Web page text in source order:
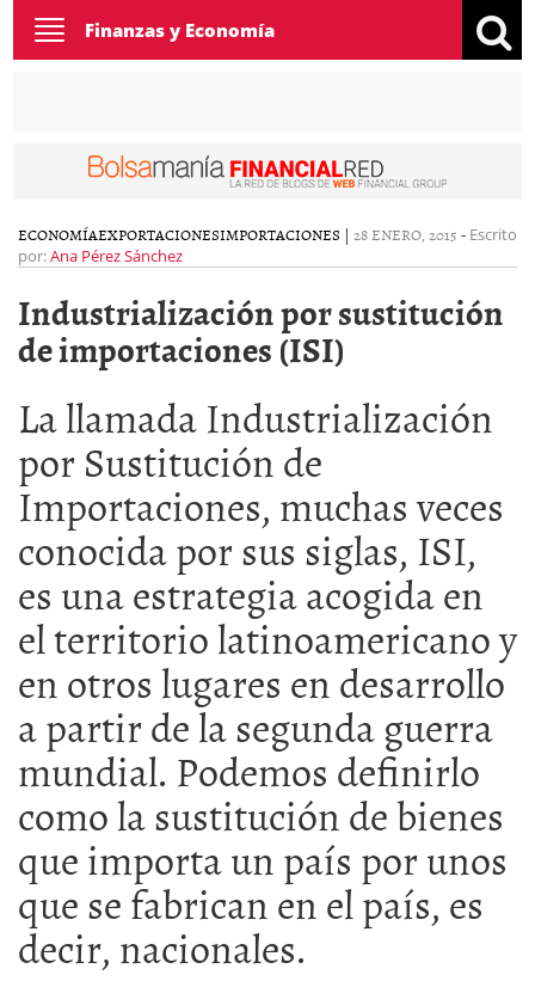
Toggle
navigation
Finanzas y Economía
ECONOMÍAEXPORTACIONESIMPORTACIONES | 28 ENERO, 2015 - Escrito
por:Ana Pérez Sánchez
Industrialización por sustitución
de importaciones (ISI)
La llamada Industrialización
por Sustitución de
Importaciones, muchas veces
conocida por sus siglas, ISI,
es una estrategia acogida en
el territorio latinoamericano y
en otros lugares en desarrollo
a partir de la segunda guerra
mundial. Podemos definirlo
como la sustitución de bienes
que importa un país por unos
que se fabrican en el país, es
decir, nacionales.